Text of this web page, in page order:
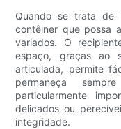
Quando se trata de
contêiner que possa
variados. O
espaço, graças ao
articulada, permite
permaneça
particularmente
delicados ou
integridade.